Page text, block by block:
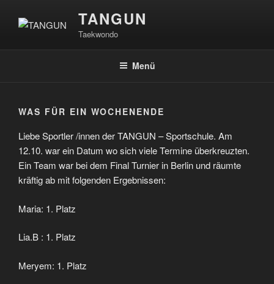
Inhalt
TANGUN
Taekwondo
Menü
WAS FÜR EIN WOCHENENDE
Liebe Sportler /innen der TANGUN – Sportschule. Am
12.10. war ein Datum wo sich viele Termine überkreuzten.
Ein Team war bei dem Final Turnier in Berlin und räumte
kräftig ab mit folgenden Ergebnissen:
Maria: 1. Platz
Lia.B : 1. Platz
Meryem: 1. Platz